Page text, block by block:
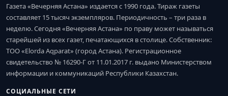
Газета «Вечерняя Астана» издается с 1990 года. Тираж газеты
составляет 15 тысяч экземпляров. Периодичность – три раза в
неделю. Сегодня «Вечерняя Астана» по праву может называться
старейшей из всех газет, печатающихся в столице. Собственник:
ТОО «Elorda Aqparat» (город Астана). Регистрационное
свидетельство № 16290-Г от 11.01.2017 г. выдано Министерством
информации и коммуникаций Республики Казахстан.
СОЦИАЛЬНЫЕ СЕТИ